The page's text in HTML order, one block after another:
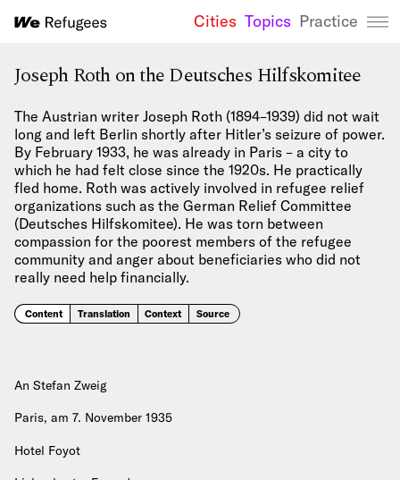
We
Cities Topics Practice
Joseph Roth on the Deutsches Hilfskomitee
The Austrian writer Joseph Roth (1894–1939) did not wait
long and left Berlin shortly after Hitler’s seizure of power.
By February 1933, he was already in Paris – a city to
which he had felt close since the 1920s. He practically
fled home. Roth was actively involved in refugee relief
organizations such as the German Relief Committee
(Deutsches Hilfskomitee). He was torn between
compassion for the poorest members of the refugee
community and anger about beneficiaries who did not
really need help financially.
Content Translation Context Source
An Stefan Zweig
Paris, am 7. November 1935
Hotel Foyot